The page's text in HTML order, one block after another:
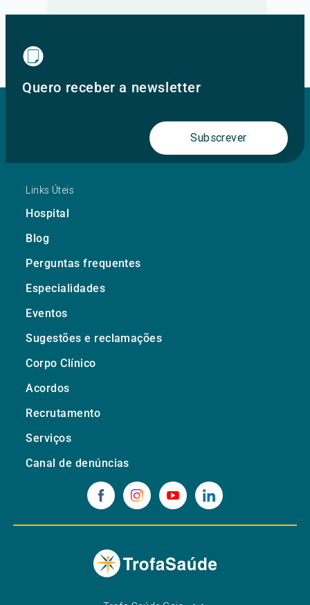
Quero receber a newsletter
Subscrever
Links Úteis
Hospital
Blog
Perguntas frequentes
Especialidades
Eventos
Sugestões e reclamações
Corpo Clínico
Acordos
Recrutamento
Serviços
Canal de denúncias